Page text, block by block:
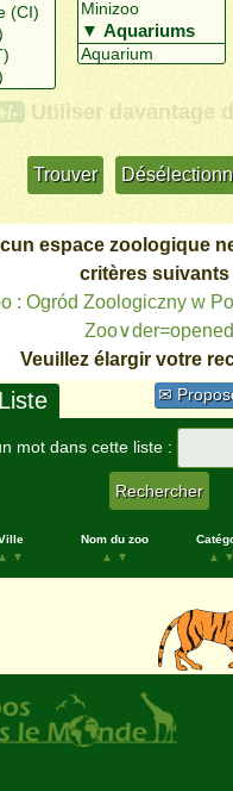
Utiliser davantage
espace zoologique
critères suivants
: Ogród Zoologiczny w
Zoo∨der=opened
Veuillez élargir votre
✉
Liste
mot dans cette liste :
▲
▼
Nom du zoo
▲
▼
▲
▼